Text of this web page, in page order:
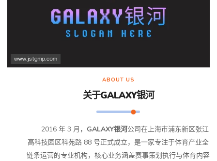
ABOUT US
关于GALAXY银河
2016 年 3 月， GALAXY银河公司在上海市浦东新区张江
高科技园区科苑路 88 号正式成立，是一家专注于体育产业全
链条运营的专业机构，核心业务涵盖赛事策划执行与体育内容